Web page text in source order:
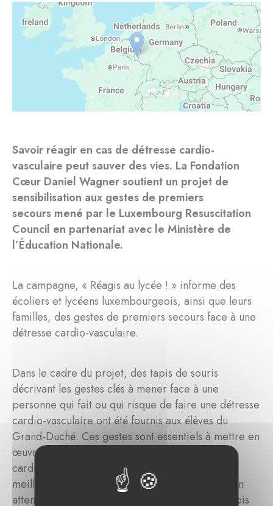
Savoir réagir en cas de détresse cardio-
vasculaire peut sauver des vies. La Fondation
Cœur Daniel Wagner soutient un projet de
sensibilisation aux gestes de premiers
secours mené par le Luxembourg Resuscitation
Council en partenariat avec le Ministère de
l’Éducation Nationale.
La campagne, « Réagis au lycée ! » informe des
écoliers et lycéens luxembourgeois, ainsi que leurs
familles, des gestes de premiers secours face à une
détresse cardio-vasculaire.
Dans le cadre du projet, des tapis de souris
décrivant les gestes clés à mener face à une
personne qui fait ou qui risque de faire une détresse
cardio-vasculaire ont été fournis aux élèves du
Grand-Duché. Ces gestes sont essentiels à mettre en
œuvre lors d'une détresse
cardiovasculaire et prendre en charge dans les
meilleures conditions une personne souffrante en
attendant l’arrivée des secours. Plus de 5000 tapis